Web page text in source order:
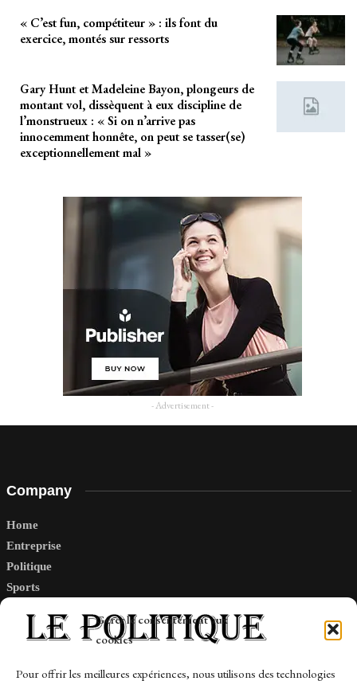
Gérer le consentement aux
cookies
Pour offrir les meilleures expériences, nous utilisons des technologies
« C’est fun, compétiteur » : ils font du
exercice, montés sur ressorts
Gary Hunt et Madeleine Bayon, plongeurs de
montant vol, dissèquent à eux discipline de
l’monstrueux : « Si on n’arrive pas
innocemment honnête, on peut se tasser(se)
exceptionnellement mal »
- Advertisement -
Company
Home
Entreprise
Politique
Sports